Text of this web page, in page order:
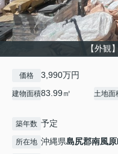
【外
価格 3,990万円
建物面積83.99㎡ 土地面
築年数 予定
所在地 沖縄県島尻郡南風